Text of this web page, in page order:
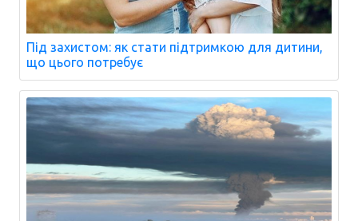
Під захистом: як стати підтримкою для дитини,
що цього потребує